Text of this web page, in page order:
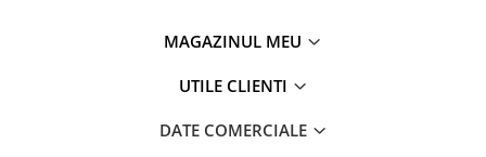
MAGAZINUL MEU
UTILE CLIENTI
DATE COMERCIALE